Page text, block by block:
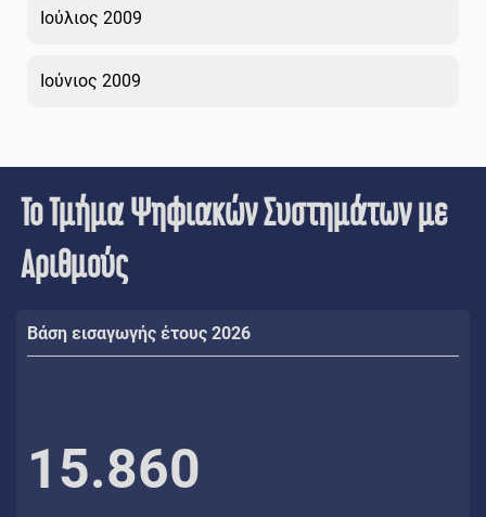
Ιούλιος 2009
Ιούνιος 2009
Το Τμήμα Ψηφιακών Συστημάτων με
Αριθμούς
Βάση εισαγωγής έτους 2026
15.860